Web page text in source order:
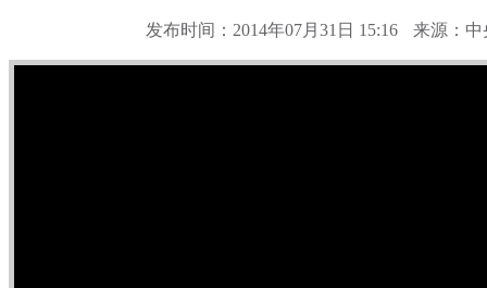
发布时间：2014年07月31日 15:16 来源：中